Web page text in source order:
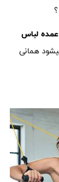
لباس
همانی